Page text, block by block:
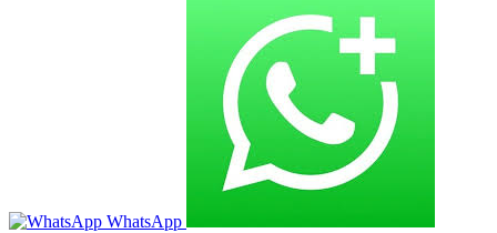
WhatsApp